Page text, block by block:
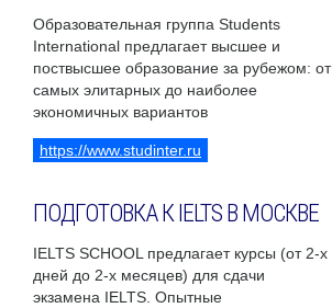
Образовательная группа Students
International предлагает высшее и
поствысшее образование за рубежом: от
самых элитарных до наиболее
экономичных вариантов
https://www.studinter.ru
ПОДГОТОВКА К IELTS В МОСКВЕ
IELTS SCHOOL предлагает курсы (от 2-х
дней до 2-х месяцев) для сдачи
экзамена IELTS. Опытные